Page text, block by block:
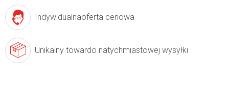
Indywidualnaoferta cenowa
Unikalny towardo natychmiastowej wysyłki